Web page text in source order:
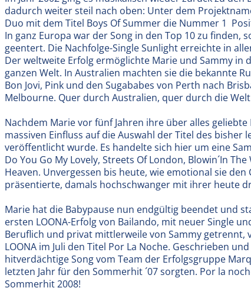
dadurch weiter steil nach oben: Unter dem
Duo mit dem Titel Boys Of Summer die Nummer 1 
In ganz Europa war der Song in den Top 10 zu finden,
geentert. Die Nachfolge-Single Sunlight erreichte in
Der weltweite Erfolg ermöglichte Marie und Sammy in
ganzen Welt. In Australien machten sie die bekannte
Bon Jovi, Pink und den Sugababes von Perth nach
Melbourne. Quer durch Australien, quer durch die
Nachdem Marie vor fünf Jahren ihre über alles
massiven Einfluss auf die Auswahl der Titel des bisher
veröffentlicht wurde. Es handelte sich hier um eine
Do You Go My Lovely, Streets Of London, Blowin´In
Heaven. Unvergessen bis heute, wie emotional sie den
präsentierte, damals hochschwanger mit ihrer heute
Marie hat die Babypause nun endgültig beendet und
ersten LOONA-Erfolg von Bailando, mit neuer Single
Beruflich und privat mittlerweile von Sammy
LOONA im Juli den Titel Por La Noche. Geschrieben
hitverdächtige Song vom Team der Erfolgsgruppe
letzten Jahr für den Sommerhit ´07 sorgten. Por la
Sommerhit 2008!